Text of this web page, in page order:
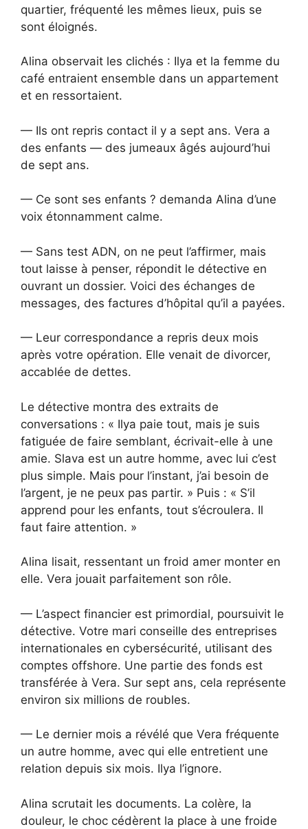
quartier, fréquenté les mêmes lieux, puis se
sont éloignés.
Alina observait les clichés : Ilya et la femme du
café entraient ensemble dans un appartement
et en ressortaient.
— Ils ont repris contact il y a sept ans. Vera a
des enfants — des jumeaux âgés aujourd’hui
de sept ans.
— Ce sont ses enfants ? demanda Alina d’une
voix étonnamment calme.
— Sans test ADN, on ne peut l’affirmer, mais
tout laisse à penser, répondit le détective en
ouvrant un dossier. Voici des échanges de
messages, des factures d’hôpital qu’il a payées.
— Leur correspondance a repris deux mois
après votre opération. Elle venait de divorcer,
accablée de dettes.
Le détective montra des extraits de
conversations : « Ilya paie tout, mais je suis
fatiguée de faire semblant, écrivait-elle à une
amie. Slava est un autre homme, avec lui c’est
plus simple. Mais pour l’instant, j’ai besoin de
l’argent, je ne peux pas partir. » Puis : « S’il
apprend pour les enfants, tout s’écroulera. Il
faut faire attention. »
Alina lisait, ressentant un froid amer monter en
elle. Vera jouait parfaitement son rôle.
— L’aspect financier est primordial, poursuivit le
détective. Votre mari conseille des entreprises
internationales en cybersécurité, utilisant des
comptes offshore. Une partie des fonds est
transférée à Vera. Sur sept ans, cela représente
environ six millions de roubles.
— Le dernier mois a révélé que Vera fréquente
un autre homme, avec qui elle entretient une
relation depuis six mois. Ilya l’ignore.
Alina scrutait les documents. La colère, la
douleur, le choc cédèrent la place à une froide